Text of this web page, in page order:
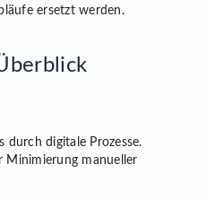
ersetzt werden.
durch digitale Prozesse.
manueller